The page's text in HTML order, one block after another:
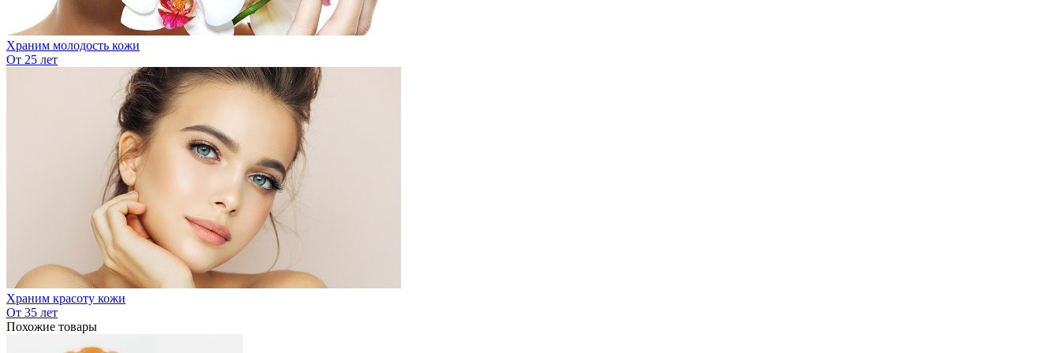
Храним молодость кожи
От 25 лет
Храним красоту кожи
От 35 лет
Похожие товары